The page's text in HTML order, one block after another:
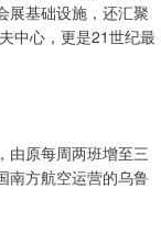
展基础设施，还汇聚
中心，更是21世纪最
由原每周两班增至三
南方航空运营的乌鲁